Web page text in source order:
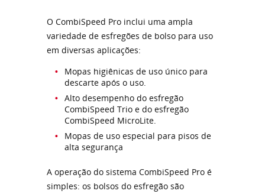
O CombiSpeed ​​​​Pro inclui uma ampla
variedade de esfregões de bolso para uso
em diversas aplicações:
Mopas higiênicas de uso único para
descarte após o uso.
Alto desempenho do esfregão
CombiSpeed ​​​​Trio e do esfregão
CombiSpeed ​​​​MicroLite.
Mopas de uso especial para pisos de
alta segurança
A operação do sistema CombiSpeed ​​​​Pro é
simples: os bolsos do esfregão são